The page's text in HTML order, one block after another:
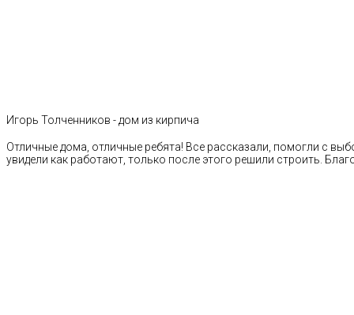
Игорь Толченников - дом из кирпича
Отличные дома, отличные ребята! Все рассказали, помогли с
увидели как работают, только после этого решили строить.